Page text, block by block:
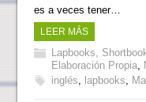
es a veces tener…
LEER MÁS
Lapbooks,
Elaboración Propia,
inglés, lapbooks,